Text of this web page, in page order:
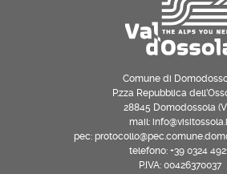
Comune di
P.zza Repubblica
28845 Domodossola
mail:
pec:
telefono: +39 0324
P.IVA: 00426370037